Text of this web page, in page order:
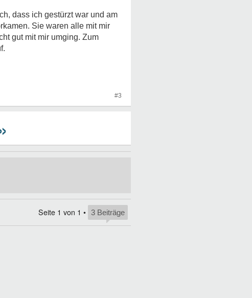
dass ich gestürzt war und am
Sie waren alle mit mir
gut mit mir umging. Zum
#3
Seite 1 von 1 • 3 Beiträge